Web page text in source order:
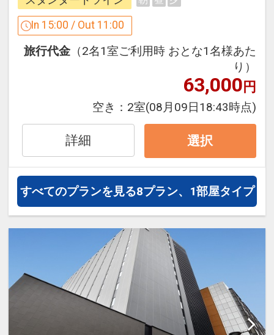
設定期間：2026年4月1日～2027年3月
インターネットコース番号：DP-1-
In 15:00 / Out 11:00
旅行代金 （2名1室ご利用時 おとな1名様あた
り）
63,000円
空き： 2室(08月09日18:43時点)
詳細 選択
すべてのプランを見る8プラン、1部屋タイプ